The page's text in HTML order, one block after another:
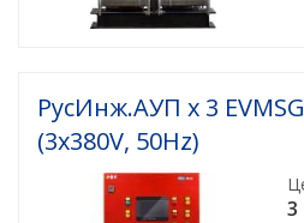
РусИнж.АУП х 3
(3x380V, 50Hz)
3